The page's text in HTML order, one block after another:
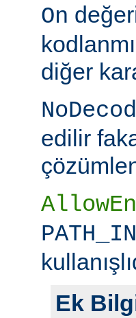
On
diğer
edilir
Ek